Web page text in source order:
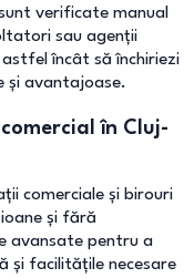
verificate manual
sau agenții
încât să închiriezi
și avantajoase.
în Cluj-
comerciale și birouri
și fără
avansate pentru a
și facilitățile necesare